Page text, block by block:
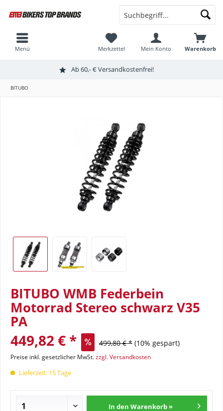
Ab 60,- € Versandkostenfrei!
Warenkorb
Merkzettel Mein Konto
Menü
BITUBO
BITUBO WMB Federbein
Motorrad Stereo schwarz V35
PA
449,82 € * 499,80 € * (10% gespart)
Preise inkl. gesetzlicher MwSt.zzgl. Versandkosten
Lieferzeit: 15 Tage
In den Warenkorb »